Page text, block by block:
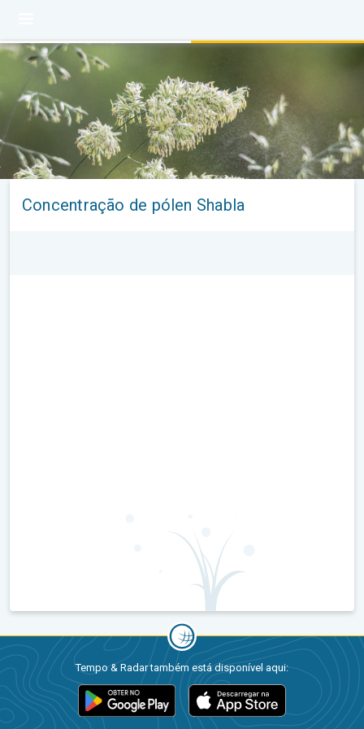
Concentração de pólen Shabla
Tempo & Radar também está disponível aqui: